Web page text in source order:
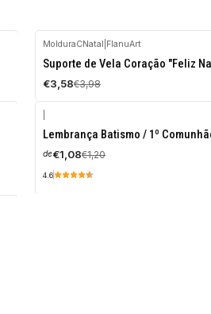
-10%
DESCONTO
MolduraCNatal FlanuArt
Suporte de Vela Coração "Feliz
€3,58€3,98
-10%
DESCONTO
Lembrança Batismo / 1º
de€1,08€1,20
4.6